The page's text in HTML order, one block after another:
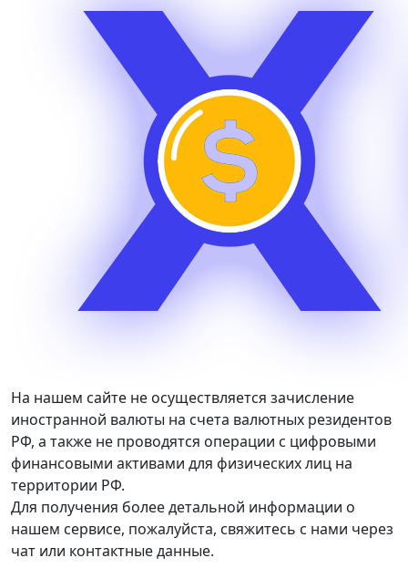
На нашем сайте не осуществляется зачисление
иностранной валюты на счета валютных резидентов
РФ, а также не проводятся операции с цифровыми
финансовыми активами для физических лиц на
территории РФ.
Для получения более детальной информации о
нашем сервисе, пожалуйста, свяжитесь с нами через
чат или контактные данные.